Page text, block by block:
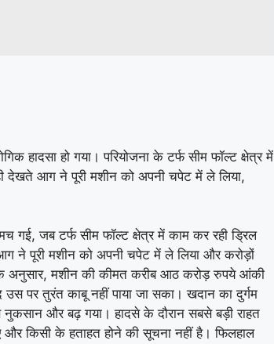
हादसा हो गया। परियोजना के टर्फ सीम फॉल्ट क्षेत्र में
आग ने पूरी मशीन को अपनी चपेट में ले लिया,
गई, जब टर्फ सीम फॉल्ट क्षेत्र में काम कर रही ड्रिल
पूरी मशीन को अपनी चपेट में ले लिया और करोड़ों
के अनुसार, मशीन की कीमत करीब आठ करोड़ रुपये आंकी
पर तुरंत काबू नहीं पाया जा सका। खदान का दुर्गम
और बढ़ गया। हादसे के दौरान सबसे बड़ी राहत
और किसी के हताहत होने की सूचना नहीं है। फिलहाल